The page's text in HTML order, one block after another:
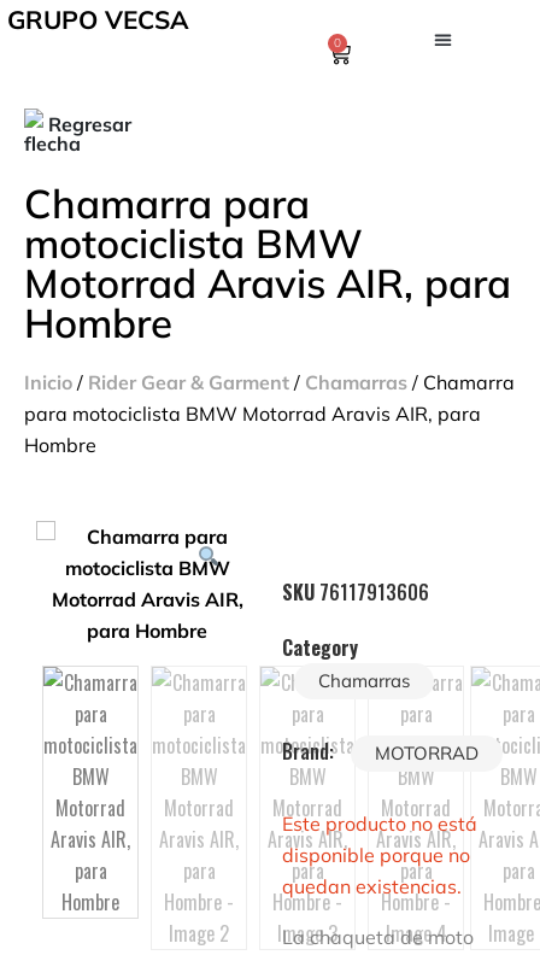
GRUPO VECSA
0
Regresar
Chamarra para
motociclista BMW
Motorrad Aravis AIR, para
Hombre
Inicio / Rider Gear & Garment / Chamarras / Chamarra
para motociclista BMW Motorrad Aravis AIR, para
Hombre
SKU 76117913606
Category
Chamarras
Brand: MOTORRAD
Este producto no está
disponible porque no
quedan existencias.
La chaqueta de moto